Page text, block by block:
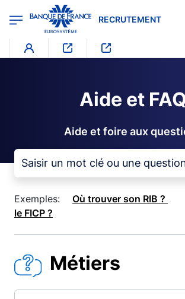
Aller au
RECRUTEMENT - Menu Principal
RECRUTEMENT
Aide et
Aide et foire aux
Exemples: Où trouver son RIB ?
le FICP ?
Métiers